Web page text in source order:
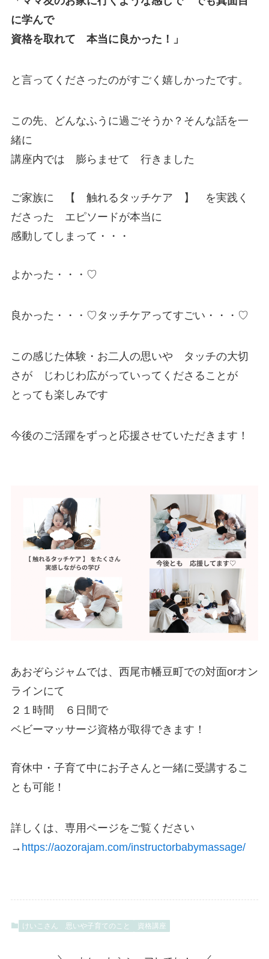
に学んで
資格を取れて 本当に良かった！」
と言ってくださったのがすごく嬉しかったです。
この先、どんなふうに過ごそうか？そんな話を一
緒に
講座内では 膨らませて 行きました
ご家族に 【 触れるタッチケア 】 を実践く
ださった エピソードが本当に
感動してしまって・・・
よかった・・・♡
良かった・・・♡タッチケアってすごい・・・♡
この感じた体験・お二人の思いや タッチの大切
さが じわじわ広がっていってくださることが
とっても楽しみです
今後のご活躍をずっと応援させていただきます！
あおぞらジャムでは、西尾市幡豆町での対面orオン
ラインにて
２１時間 ６日間で
ベビーマッサージ資格が取得できます！
育休中・子育て中にお子さんと一緒に受講するこ
とも可能！
詳しくは、専用ページをご覧ください
→ https://aozorajam.com/instructorbabymassage/
けいこさん 思いや子育てのこと 資格講座